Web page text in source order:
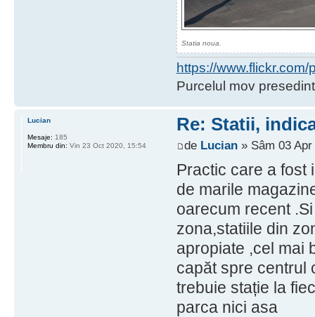
Statia noua.
https://
Purcelul mov
Re: Statii,
de Lucian» Sâm 03 Apr
Practic care a fost
de marile
oarecum recent
zona,statiile din
apropiate ,cel mai
capăt spre centrul
trebuie stație la
parca nici asa
Lucian
Mesaje: 185
Membru din: Vin 23 Oct 2020, 15:54